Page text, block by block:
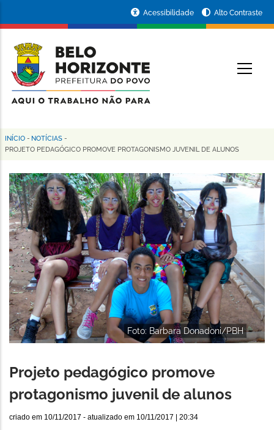
conteúdo
principal
da
Prefeitura
de
Horizonte
Acessibilidade Alto Contraste
Trilha
navegação
INÍCIO - NOTÍCIAS -
PROJETO PEDAGÓGICO PROMOVE PROTAGONISMO JUVENIL DE ALUNOS
Foto: Barbara Donadoni/PBH
Projeto pedagógico promove
protagonismo juvenil de alunos
criado em 10/11/2017 - atualizado em 10/11/2017 | 20:34